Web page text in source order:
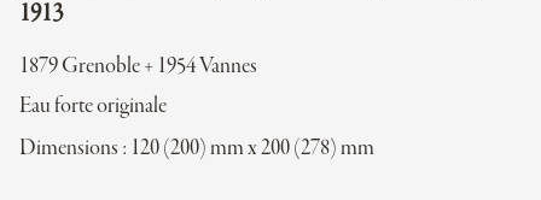
1913
1879 Grenoble + 1954 Vannes
Eau forte originale
Dimensions : 120 (200) mm x 200 (278) mm